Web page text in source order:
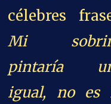
célebres
Mi
pintaría
igual, no es